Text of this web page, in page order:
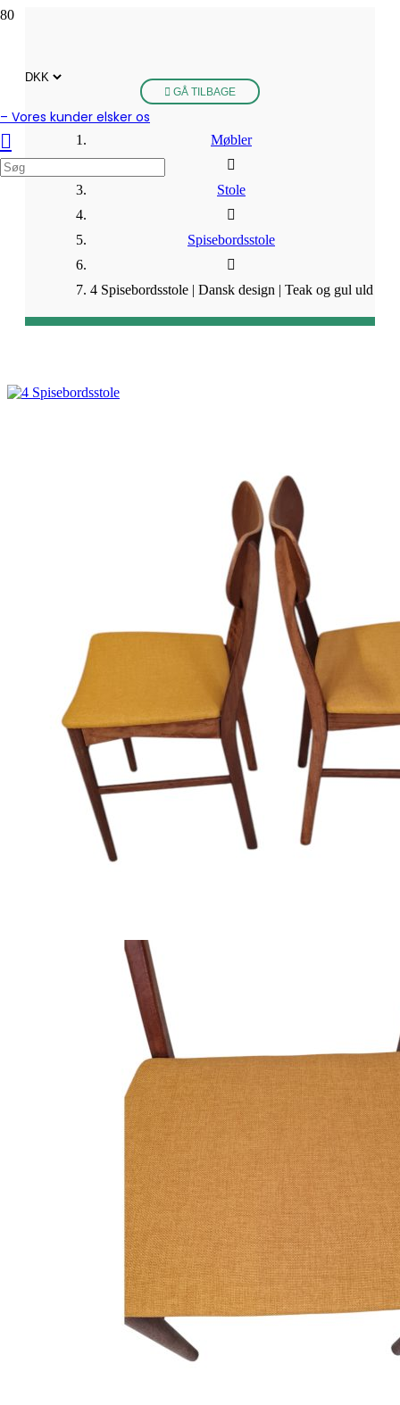
– Vores kunder elsker os
GÅ TILBAGE
Møbler
Stole
Spisebordsstole
4 Spisebordsstole | Dansk design | Teak og gul uld